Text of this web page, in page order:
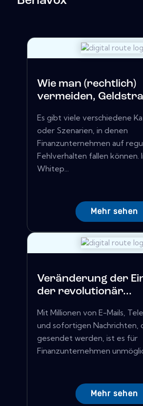
Wie man (rechtlich)
vermeiden,
Es gibt viele verschiedene
oder Szenarien, in denen
Finanzunternehmen auf
Fehlverhalten fallen können.
Whitep...
Mehr sehen
Veränderung der
der revolutionär...
Mit Millionen von E-Mails,
und sofortigen Nachrichten,
gesendet werden, ist es für
Finanzunternehmen
Mehr sehen